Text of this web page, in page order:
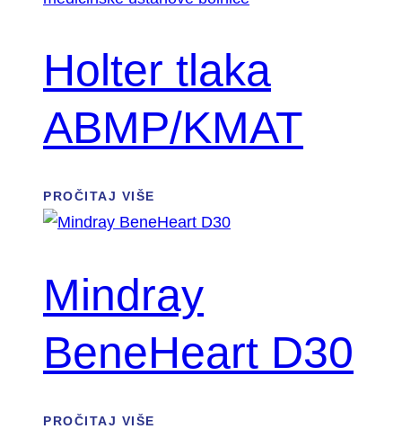
Holter tlaka
ABMP/KMAT
PROČITAJ VIŠE
Mindray
BeneHeart D30
PROČITAJ VIŠE